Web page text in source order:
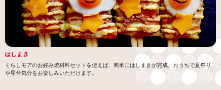
はし ま き
くらしモアのお好み焼材料セットを使えば、簡単にはしまきが完成。おうちで夏祭り
や屋台気分をお楽しみいただけます。